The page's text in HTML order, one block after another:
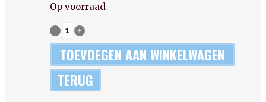
Op voorraad
Berthe
Kleine
makreel
TOEVOEGEN AAN WINKELWAGEN
TERUG